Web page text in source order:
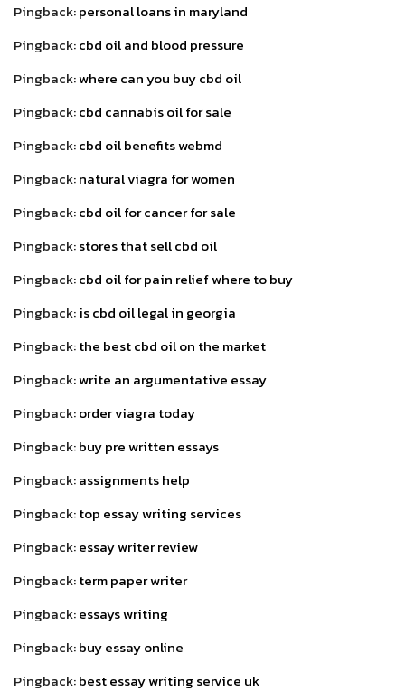
Pingback:personal loans in maryland
Pingback:cbd oil and blood pressure
Pingback:where can you buy cbd oil
Pingback:cbd cannabis oil for sale
Pingback:cbd oil benefits webmd
Pingback:natural viagra for women
Pingback:cbd oil for cancer for sale
Pingback:stores that sell cbd oil
Pingback:cbd oil for pain relief where to buy
Pingback:is cbd oil legal in georgia
Pingback:the best cbd oil on the market
Pingback:write an argumentative essay
Pingback:order viagra today
Pingback:buy pre written essays
Pingback:assignments help
Pingback:top essay writing services
Pingback:essay writer review
Pingback:term paper writer
Pingback:essays writing
Pingback:buy essay online
Pingback:best essay writing service uk